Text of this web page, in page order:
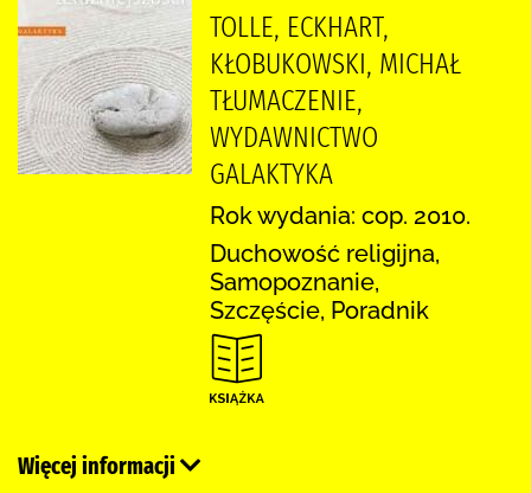
TOLLE, ECKHART,
KŁOBUKOWSKI, MICHAŁ
TŁUMACZENIE,
WYDAWNICTWO
GALAKTYKA
Rok wydania: cop. 2010.
Duchowość religijna,
Samopoznanie,
Szczęście, Poradnik
Więcej informacji